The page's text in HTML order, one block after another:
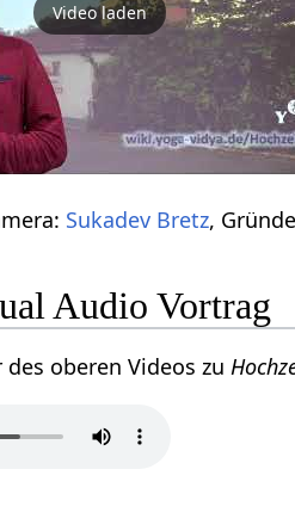
Video laden
Sukadev Bretz,
Audio Vortrag
oberen Videos zu